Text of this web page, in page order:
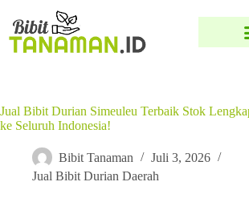
Jual Bibit Durian Simeuleu Terbaik Stok
ke Seluruh Indonesia!
Bibit Tanaman
Juli 3, 2026
Jual Bibit Durian Daerah